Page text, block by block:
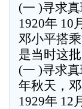
(一 )寻求
1920年 10
邓小平搭
是当时这
(一 )寻求
年秋天，
1929年 12